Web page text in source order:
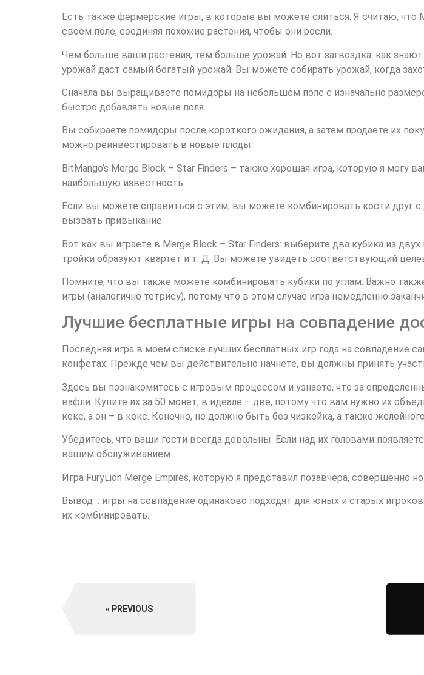
Есть также фермерские игры, в которые вы можете слиться. Я считаю, что
своем поле, соединяя похожие растения, чтобы они росли.
Чем больше ваши растения, тем больше урожай. Но вот загвоздка: как
урожай даст самый богатый урожай. Вы можете собирать урожай, когда
Сначала вы выращиваете помидоры на небольшом поле с изначально
быстро добавлять новые поля.
Вы собираете помидоры после короткого ожидания, а затем продаете их
можно реинвестировать в новые плоды.
BitMango’s Merge Block – Star Finders – также хорошая игра, которую я могу
наибольшую известность.
Если вы можете справиться с этим, вы можете комбинировать кости друг
вызвать привыкание.
Вот как вы играете в Merge Block – Star Finders: выберите два кубика из
тройки образуют квартет и т. Д. Вы можете увидеть соответствующий
Помните, что вы также можете комбинировать кубики по углам. Важно
игры (аналогично тетрису), потому что в этом случае игра немедленно
Лучшие бесплатные игры на совпадение
Последняя игра в моем списке лучших бесплатных игр года на совпадение
конфетах. Прежде чем вы действительно начнете, вы должны принять
Здесь вы познакомитесь с игровым процессом и узнаете, что за
вафли. Купите их за 50 монет, в идеале – две, потому что вам нужно их
кекс, а он – в кекс. Конечно, не должно быть без чизкейка, а также
Убедитесь, что ваши гости всегда довольны. Если над их головами
вашим обслуживанием.
Игра FuryLion Merge Empires, которую я представил позавчера, совершенно
Вывод : игры на совпадение одинаково подходят для юных и старых
их комбинировать.
PREVIOUS